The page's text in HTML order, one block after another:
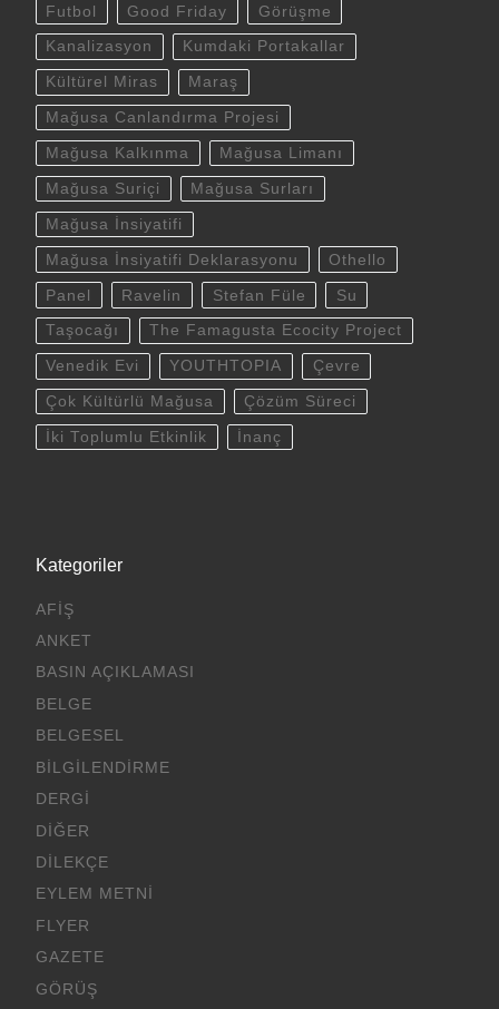
Futbol Good Friday Görüşme
Kanalizasyon Kumdaki Portakallar
Kültürel Miras Maraş
Mağusa Canlandırma Projesi
Mağusa Kalkınma Mağusa Limanı
Mağusa Suriçi Mağusa Surları
Mağusa İnsiyatifi
Mağusa İnsiyatifi Deklarasyonu Othello
Panel Ravelin Stefan Füle Su
Taşocağı The Famagusta Ecocity Project
Venedik Evi YOUTHTOPIA Çevre
Çok Kültürlü Mağusa Çözüm Süreci
İki Toplumlu Etkinlik İnanç
Kategoriler
AFIŞ
ANKET
BASIN AÇIKLAMASI
BELGE
BELGESEL
BILGILENDIRME
DERGI
DIĞER
DILEKÇE
EYLEM METNI
FLYER
GAZETE
GÖRÜŞ